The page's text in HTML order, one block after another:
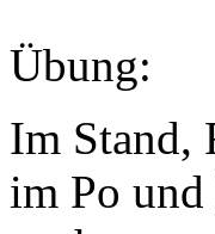
Übung:
Im Stand,
im Po